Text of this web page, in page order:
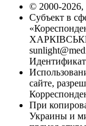
© 2000-2026,
Субъект в
сайте,
При
Украины и